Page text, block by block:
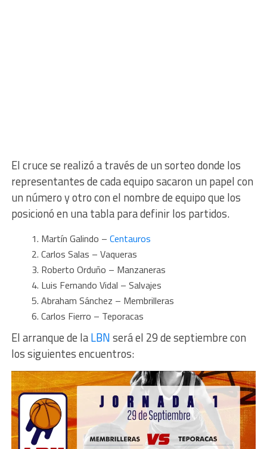
El cruce se realizó a través de un sorteo donde los
representantes de cada equipo sacaron un papel con
un número y otro con el nombre de equipo que los
posicionó en una tabla para definir los partidos.
Martín Galindo – Centauros
Carlos Salas – Vaqueras
Roberto Orduño – Manzaneras
Luis Fernando Vidal – Salvajes
Abraham Sánchez – Membrilleras
Carlos Fierro – Teporacas
El arranque de laLBNserá el 29 de septiembre con
los siguientes encuentros: